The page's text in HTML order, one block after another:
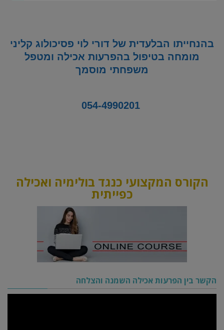
בהנחייתו הבלעדית של דורי לוי פסיכולוג קליני
מומחה בטיפול בהפרעות אכילה ומטפל
משפחתי מוסמך
054-4990201
הקורס המקצועי כנגד בולימיה ואכילה
כפייתית
הקשר בין הפרעות אכילה השמנה והצלחה